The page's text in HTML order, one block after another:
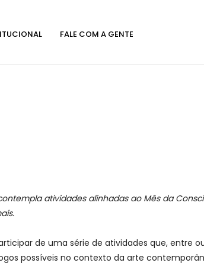
FALE COM A GENTE
atividades alinhadas ao Mês da
de uma série de atividades que, entre
possíveis no contexto da arte